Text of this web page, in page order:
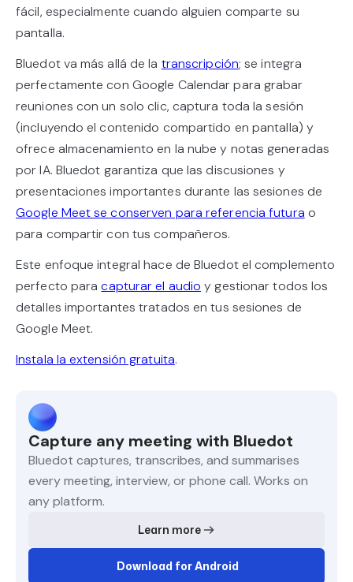
fácil, especialmente cuando alguien comparte su
pantalla.
Bluedot va más allá de la transcripción; se integra
perfectamente con Google Calendar para grabar
reuniones con un solo clic, captura toda la sesión
(incluyendo el contenido compartido en pantalla) y
ofrece almacenamiento en la nube y notas generadas
por IA. Bluedot garantiza que las discusiones y
presentaciones importantes durante las sesiones de
Google Meet se conserven para referencia futura o
para compartir con tus compañeros.
Este enfoque integral hace de Bluedot el complemento
perfecto paracapturar el audio y gestionar todos los
detalles importantes tratados en tus sesiones de
Google Meet.
Instala la extensión gratuita.
Capture any meeting with Bluedot
Bluedot captures, transcribes, and summarises
every meeting, interview, or phone call. Works on
any platform.
Learn more
Download for Android